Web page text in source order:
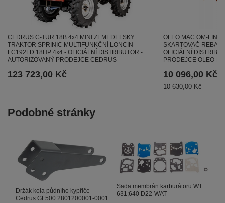
CEDRUS C-TUR 18B 4x4 MINI ZEMĚDĚLSKÝ
TRAKTOR SPRINIC MULTIFUNKČNÍ LONCIN
LC192FD 18HP 4x4 - OFICIÁLNÍ DISTRIBUTOR -
AUTORIZOVANÝ PRODEJCE CEDRUS
123 723,00 Kč
OLEO MAC OM-LINE
SKARTOVAČ REBAK
OFICIÁLNÍ
PRODEJCE OLEO-
10 096,00 Kč
10 630,00 Kč
Podobné stránky
Držák kola půdního kypřiče
Cedrus GL500 2801200001-0001
Sada membrán karburátoru WT
631;640 D22-WAT